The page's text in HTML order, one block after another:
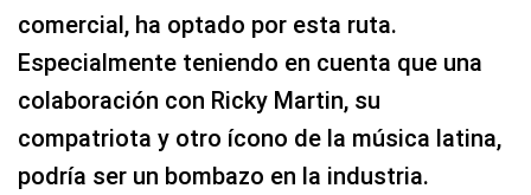
comercial, ha optado por esta ruta.
Especialmente teniendo en cuenta que una
colaboración con Ricky Martin, su
compatriota y otro ícono de la música latina,
podría ser un bombazo en la industria.